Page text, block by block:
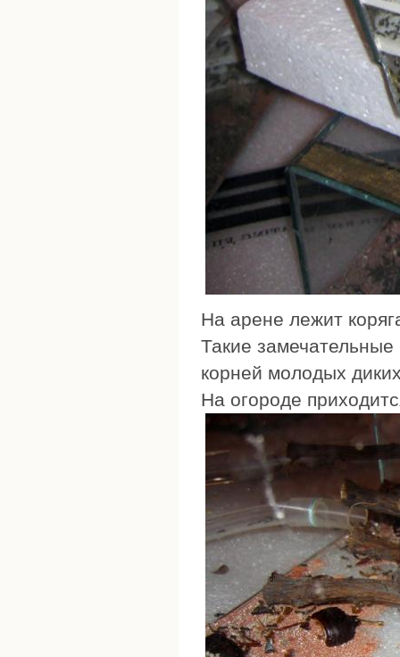
На арене лежит
Такие замечательные
корней молодых
На огороде